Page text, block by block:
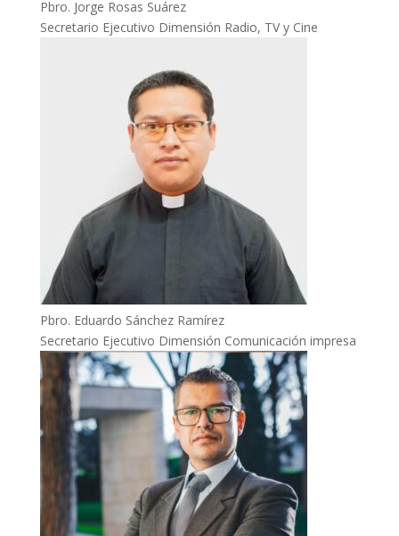
Pbro. Jorge Rosas Suárez
Secretario Ejecutivo Dimensión Radio, TV y Cine
Pbro. Eduardo Sánchez Ramírez
Secretario Ejecutivo Dimensión Comunicación impresa